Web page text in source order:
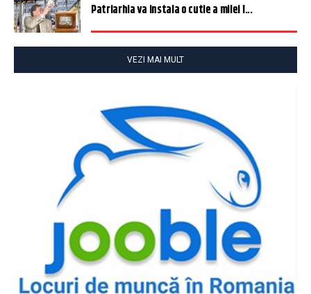
Patriarhia va instala o cutie a milei î...
VEZI MAI MULT